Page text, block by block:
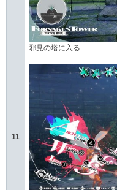
邪見の塔に入る
11